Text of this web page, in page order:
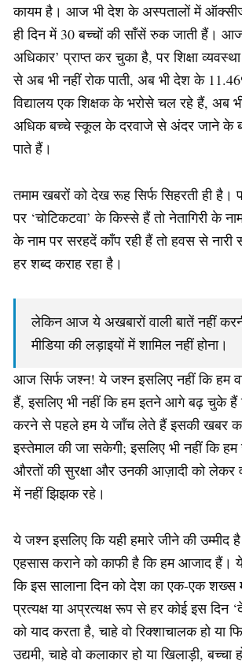
कायम है। आज भी देश के अस्पतालों में
ही दिन में 30 बच्चों की साँसें रुक जाती हैं। आज
अधिकार’ प्राप्त कर चुका है, पर शिक्षा
से अब भी नहीं रोक पाती, अब भी देश के
विद्यालय एक शिक्षक के भरोसे चल रहे हैं, अब
अधिक बच्चे स्कूल के दरवाजे से अंदर जाने के
पाते हैं।
तमाम खबरों को देख रूह सिर्फ सिहरती ही है।
पर ‘चोटिकटवा’ के किस्से हैं तो नेतागिरी के
के नाम पर सरहदें काँप रही हैं तो हवस से
हर शब्द कराह रहा है।
लेकिन आज ये अखबारों वाली बातें नहीं
मीडिया की लड़ाइयों में शामिल नहीं होना।
आज सिर्फ जश्न! ये जश्न इसलिए नहीं कि हम
हैं, इसलिए भी नहीं कि हम इतने आगे बढ़ चुके हैं
करने से पहले हम ये जाँच लेते हैं इसकी खबर
इस्तेमाल की जा सकेगी; इसलिए भी नहीं कि हम
औरतों की सुरक्षा और उनकी आज़ादी को लेकर
में नहीं झिझक रहे।
ये जश्न इसलिए कि यही हमारे जीने की उम्मीद
एहसास कराने को काफी है कि हम आजाद हैं।
कि इस सालाना दिन को देश का एक-एक शख्स
प्रत्यक्ष या अप्रत्यक्ष रूप से हर कोई इस दिन
को याद करता है, चाहे वो रिक्शाचालक हो या
उद्यमी, चाहे वो कलाकार हो या खिलाड़ी, बच्चा